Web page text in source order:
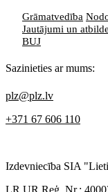
Grāmatvedība
Jautājumi un
BUJ
Sazinieties ar mums:
plz@plz.lv
+371 67 606 110
Izdevniecība SIA
LR UR Reģ. Nr.: